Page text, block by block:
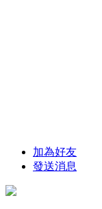
加為好友
發送消息